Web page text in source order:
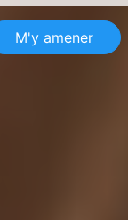
M'y amener